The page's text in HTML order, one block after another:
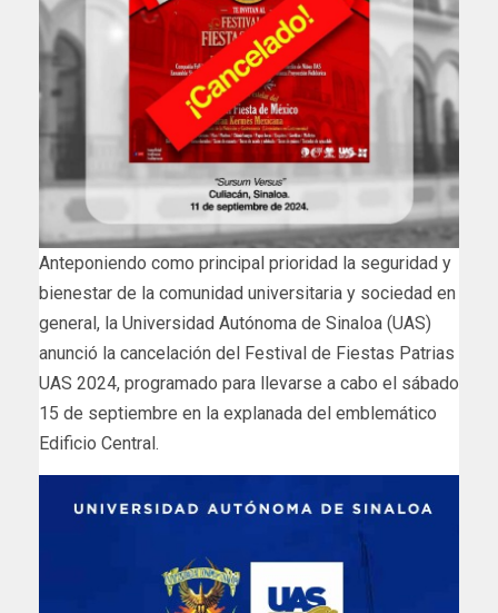
Anteponiendo como principal prioridad la seguridad y
bienestar de la comunidad universitaria y sociedad en
general, la Universidad Autónoma de Sinaloa (UAS)
anunció la cancelación del Festival de Fiestas Patrias
UAS 2024, programado para llevarse a cabo el sábado
15 de septiembre en la explanada del emblemático
Edificio Central.